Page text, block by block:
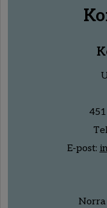
E-post: